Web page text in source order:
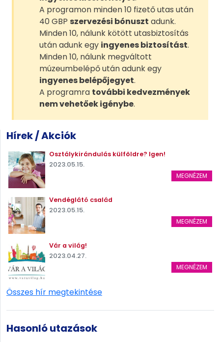
A programon minden 10 fizető utas után
40 GBP szervezési bónuszt adunk.
Minden 10, nálunk kötött utasbiztosítás
után adunk egy ingyenes biztosítást.
Minden 10, nálunk megváltott
múzeumbelépő után adunk egy
ingyenes belépőjegyet.
A programra további kedvezmények
nem vehetőek igénybe.
Hírek / Akciók
Osztálykirándulás külföldre? Igen!
2023.05.15.
MEGNÉZEM
Vendéglátó család
2023.05.15.
MEGNÉZEM
Vár a világ!
2023.04.27.
MEGNÉZEM
Összes hír megtekintése
Hasonló utazások